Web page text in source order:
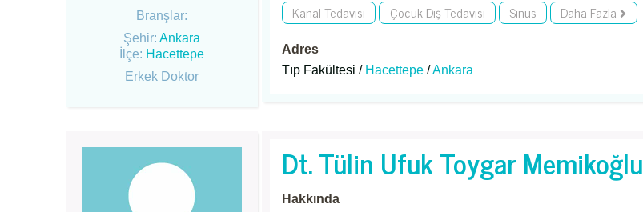
Branşlar:
Şehir: Ankara
İlçe: Hacettepe
Erkek Doktor
Kanal Tedavisi Çocuk Diş Tedavisi Sinus Daha Fazla
Adres
Tıp Fakültesi / Hacettepe /Ankara
Dt. Tülin Ufuk Toygar Memikoğlu
Hakkında